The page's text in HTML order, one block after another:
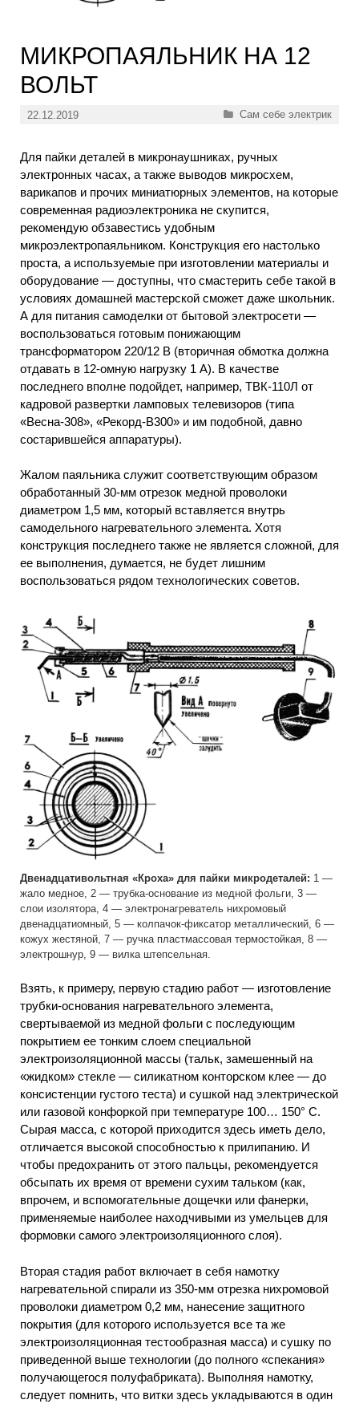
МИКРОПАЯЛЬНИК НА 12
ВОЛЬТ
22.12.2019 Рубрики
Сам себе электрик
Для пайки деталей в микронаушниках, ручных
электронных часах, а также выводов микросхем,
варикапов и прочих миниатюрных элементов, на которые
современная радиоэлектроника не скупится,
рекомендую обзавестись удобным
микроэлектропаяльником. Конструкция его настолько
проста, а используемые при изготовлении материалы и
оборудование — доступны, что смастерить себе такой в
условиях домашней мастерской сможет даже школьник.
А для питания самоделки от бытовой электросети —
воспользоваться готовым понижающим
трансформатором 220/12 В (вторичная обмотка должна
отдавать в 12-омную нагрузку 1 А). В качестве
последнего вполне подойдет, например, ТВК-110Л от
кадровой развертки ламповых телевизоров (типа
«Весна-308», «Рекорд-В300» и им подобной, давно
состарившейся аппаратуры).
Жалом паяльника служит соответствующим образом
обработанный 30-мм отрезок медной проволоки
диаметром 1,5 мм, который вставляется внутрь
самодельного нагревательного элемента. Хотя
конструкция последнего также не является сложной, для
ее выполнения, думается, не будет лишним
воспользоваться рядом технологических советов.
Двенадцативольтная «Кроха» для пайки микродеталей: 1 —
жало медное, 2 — трубка-основание из медной фольги, 3 —
слои изолятора, 4 — электронагреватель нихромовый
двенадцатиомный, 5 — колпачок-фиксатор металлический, 6 —
кожух жестяной, 7 — ручка пластмассовая термостойкая, 8 —
электрошнур, 9 — вилка штепсельная.
Взять, к примеру, первую стадию работ — изготовление
трубки-основания нагревательного элемента,
свертываемой из медной фольги с последующим
покрытием ее тонким слоем специальной
электроизоляционной массы (тальк, замешенный на
«жидком» стекле — силикатном конторском клее — до
консистенции густого теста) и сушкой над электрической
или газовой конфоркой при температуре 100… 150° С.
Сырая масса, с которой приходится здесь иметь дело,
отличается высокой способностью к прилипанию. И
чтобы предохранить от этого пальцы, рекомендуется
обсыпать их время от времени сухим тальком (как,
впрочем, и вспомогательные дощечки или фанерки,
применяемые наиболее находчивыми из умельцев для
формовки самого электроизоляционного слоя).
Вторая стадия работ включает в себя намотку
нагревательной спирали из 350-мм отрезка нихромовой
проволоки диаметром 0,2 мм, нанесение защитного
покрытия (для которого используется все та же
электроизоляционная тестообразная масса) и сушку по
приведенной выше технологии (до полного «спекания»
получающегося полуфабриката). Выполняя намотку,
следует помнить, что витки здесь укладываются в один